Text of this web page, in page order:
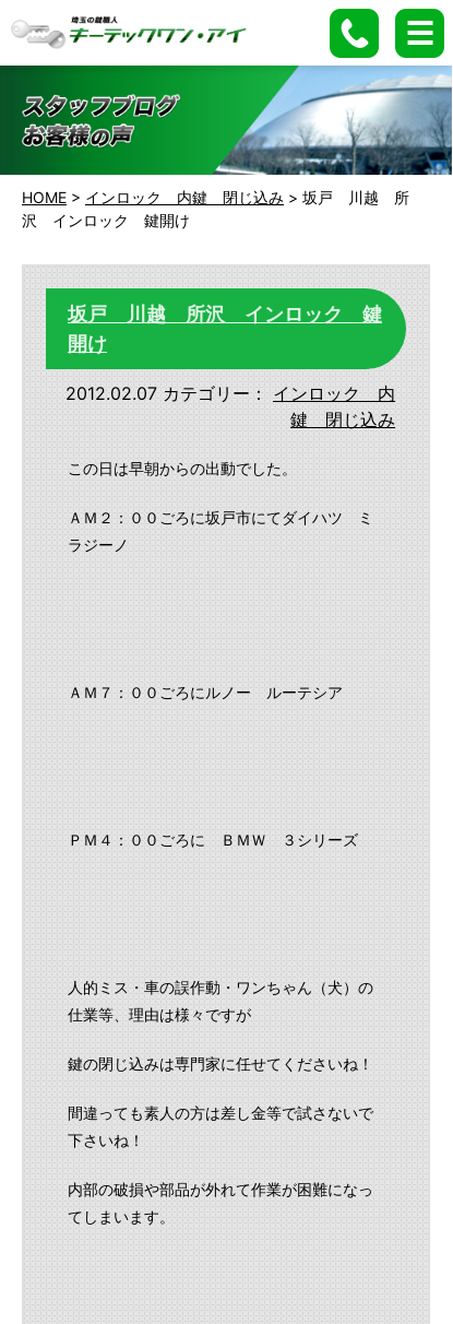
HOME > インロック 内鍵 閉じ込み > 坂戸 川越 所
沢 インロック 鍵開け
坂戸 川越 所沢 インロック 鍵
開け
2012.02.07 カテゴリー：
インロック 内
鍵 閉じ込み
この日は早朝からの出動でした。
ＡＭ２：００ごろに坂戸市にてダイハツ ミ
ラジーノ
ＡＭ７：００ごろにルノー ルーテシア
ＰＭ４：００ごろに ＢＭＷ ３シリーズ
人的ミス・車の誤作動・ワンちゃん（犬）の
仕業等、理由は様々ですが
鍵の閉じ込みは専門家に任せてくださいね！
間違っても素人の方は差し金等で試さないで
下さいね！
内部の破損や部品が外れて作業が困難になっ
てしまいます。